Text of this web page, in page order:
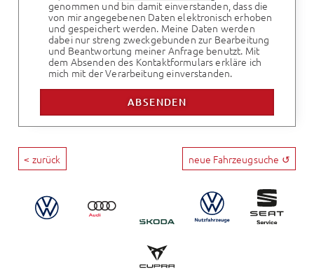
genommen und bin damit einverstanden, dass die
von mir angegebenen Daten elektronisch erhoben
und gespeichert werden. Meine Daten werden
dabei nur streng zweckgebunden zur Bearbeitung
und Beantwortung meiner Anfrage benutzt. Mit
dem Absenden des Kontaktformulars erkläre ich
mich mit der Verarbeitung einverstanden.
< zurück neue Fahrzeugsuche ↺